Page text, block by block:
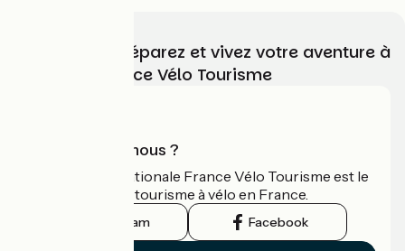
Choisissez, préparez et vivez votre aventure à
vélo avec France Vélo Tourisme
Qui sommes-nous ?
L'association nationale France Vélo Tourisme est le
guide officiel du tourisme à vélo en France.
Instagram Facebook